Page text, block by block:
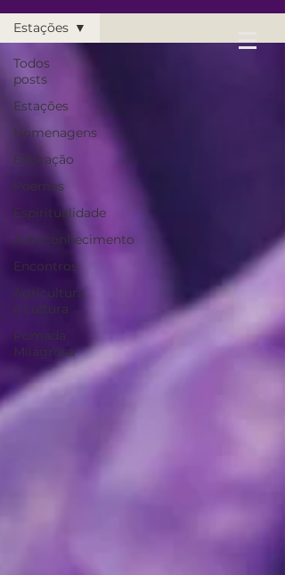
Todos
posts
Estações
Homenagens
Educação
Poemas
Espiritualidade
Autoconhecimento
Encontros
Agricultura
é cultura
Pomada
Milagrosa
Estações